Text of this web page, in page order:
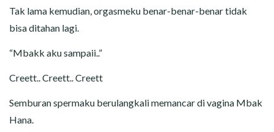
Tak lama kemudian, orgasmeku benar-benar-benar tidak
bisa ditahan lagi.
“Mbakk aku sampaii..”
Creett.. Creett.. Creett
Semburan spermaku berulangkali memancar di vagina Mbak
Hana.